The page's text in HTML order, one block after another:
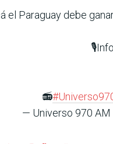
el Paraguay debe
📻
— Universo 970